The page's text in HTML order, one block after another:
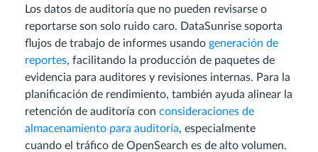
Los datos de auditoría que no pueden revisarse o
reportarse son solo ruido caro. DataSunrise soporta
flujos de trabajo de informes usando generación de
reportes, facilitando la producción de paquetes de
evidencia para auditores y revisiones internas. Para la
planificación de rendimiento, también ayuda alinear la
retención de auditoría con consideraciones de
almacenamiento para auditoría, especialmente
cuando el tráfico de OpenSearch es de alto volumen.